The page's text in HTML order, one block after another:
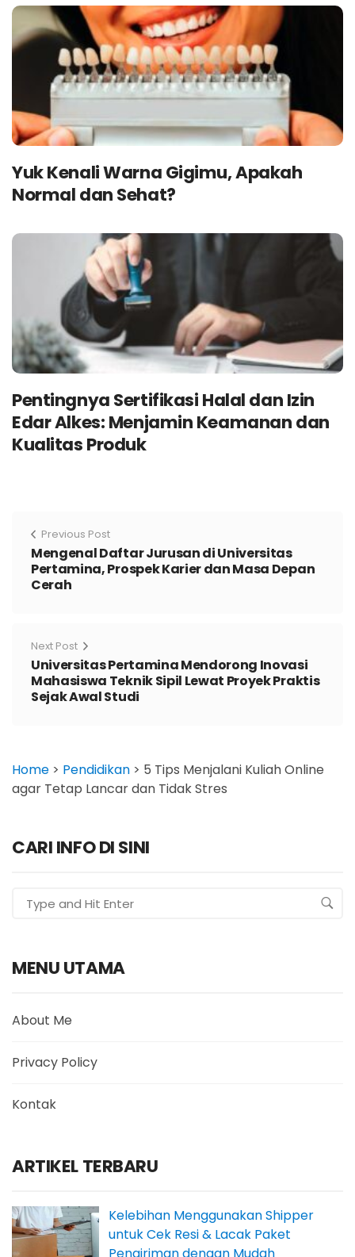
Yuk Kenali Warna Gigimu, Apakah
Normal dan Sehat?
Pentingnya Sertifikasi Halal dan Izin
Edar Alkes: Menjamin Keamanan dan
Kualitas Produk
Previous Post
Mengenal Daftar Jurusan di Universitas
Pertamina, Prospek Karier dan Masa Depan
Cerah
Next Post
Universitas Pertamina Mendorong Inovasi
Mahasiswa Teknik Sipil Lewat Proyek Praktis
Sejak Awal Studi
Home > Pendidikan > 5 Tips Menjalani Kuliah Online
agar Tetap Lancar dan Tidak Stres
CARI INFO DI SINI
MENU UTAMA
About Me
Privacy Policy
Kontak
ARTIKEL TERBARU
Kelebihan Menggunakan Shipper
untuk Cek Resi & Lacak Paket